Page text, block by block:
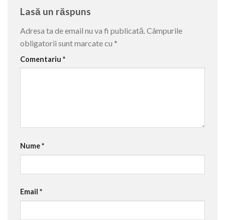
Lasă un răspuns
Adresa ta de email nu va fi publicată. Câmpurile
obligatorii sunt marcate cu *
Comentariu *
Nume*
Email *